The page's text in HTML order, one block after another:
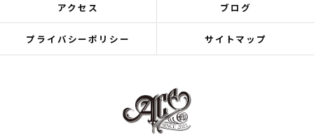
アクセス ブログ
プライバシーポリシー サイトマップ